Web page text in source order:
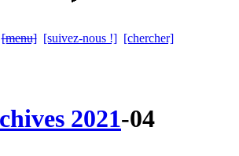
[menu] [suivez-nous !] [chercher]
2021-04